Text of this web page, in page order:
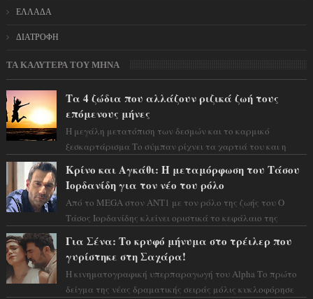
ΕΛΛΑΔΑ
ΔΙΑΤΡΟΦΗ
ΤΑ ΚΑΛΥΤΕΡΑ ΤΟΥ ΜΗΝΑ
Τα 4 ζώδια που αλλάζουν ριζικά ζωή τους
επόμενους μήνες
Η μεγάλη μετατόπιση των δεσμών και το καρμικό
ξεσκαρτάρισμα Το σύμπαν ρίχνει τα χαρτιά του και η
Κρίνο και Αγκάθι: Η μεταμόρφωση του Τάσου
Ιορδανίδη για τον νέο του ρόλο
Από το MEGA στον ΑΝΤ1 με τον ρόλο της ζωής του Ο
Τάσος Ιορδανίδης κλείνει οριστικά το κεφάλαιο της
Για Σένα: Το κρυφό μήνυμα στο τρέιλερ που
γυρίστηκε στη Σαχάρα!
Η κινηματογραφική υπερπαραγωγή του Alpha Το πρώτο
δείγμα της νέας δραματικής σειράς μόλις κυκλοφόρησε